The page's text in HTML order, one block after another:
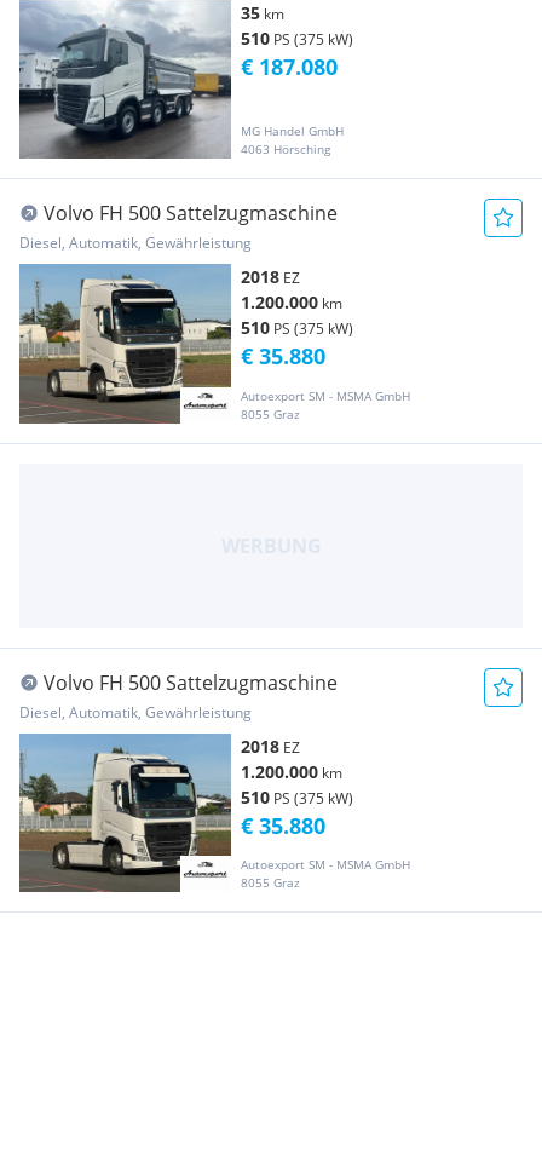
35 km
510 PS (375 kW)
MG Handel GmbH
4063 Hörsching
€ 187.080
Volvo FH 500 Sattelzugmaschine
Diesel, Automatik, Gewährleistung
2018 EZ
1.200.000 km
510 PS (375 kW)
Autoexport SM - MSMA GmbH
8055 Graz
€ 35.880
Volvo FH 500 Sattelzugmaschine
Diesel, Automatik, Gewährleistung
2018 EZ
1.200.000 km
510 PS (375 kW)
Autoexport SM - MSMA GmbH
8055 Graz
€ 35.880